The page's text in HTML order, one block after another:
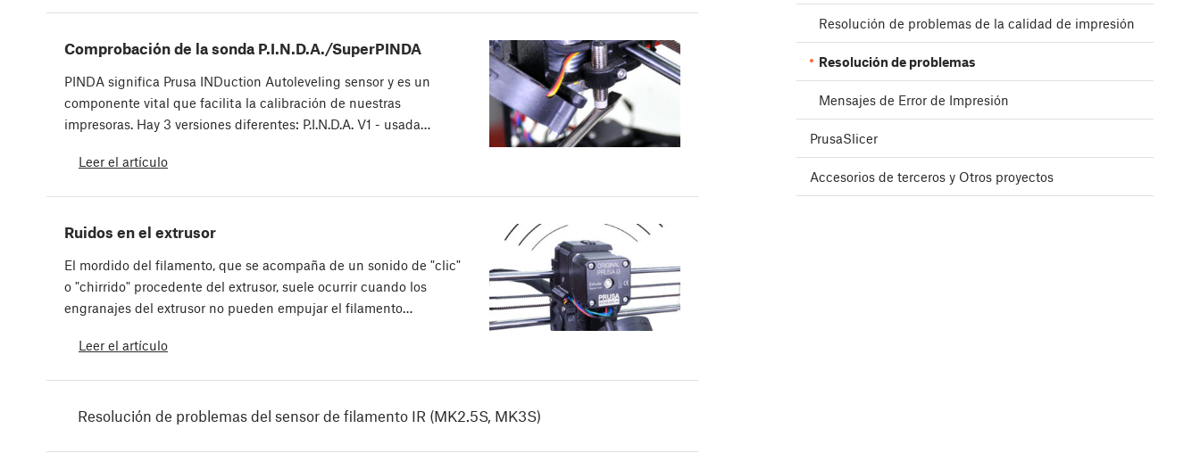
Comprobación de la sonda P.I.N.D.A./SuperPINDA
PINDA significa Prusa INDuction Autoleveling sensor y es un
componente vital que facilita la calibración de nuestras
impresoras. Hay 3 versiones diferentes: P.I.N.D.A. V1 - usada…
Leer el artículo
Ruidos en el extrusor
El mordido del filamento, que se acompaña de un sonido de "clic"
o "chirrido" procedente del extrusor, suele ocurrir cuando los
engranajes del extrusor no pueden empujar el filamento…
Leer el artículo
Resolución de problemas del sensor de filamento IR (MK2.5S, MK3S)
Resolución de problemas de la calidad de impresión
Resolución de problemas
Mensajes de Error de Impresión
PrusaSlicer
Accesorios de terceros y Otros proyectos